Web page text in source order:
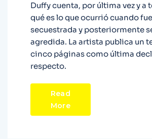
Duffy cuenta, por última vez y a
qué es lo que ocurrió cuando
secuestrada y posteriormente
agredida. La artista publica un
cinco páginas como última
respecto.
Read
More